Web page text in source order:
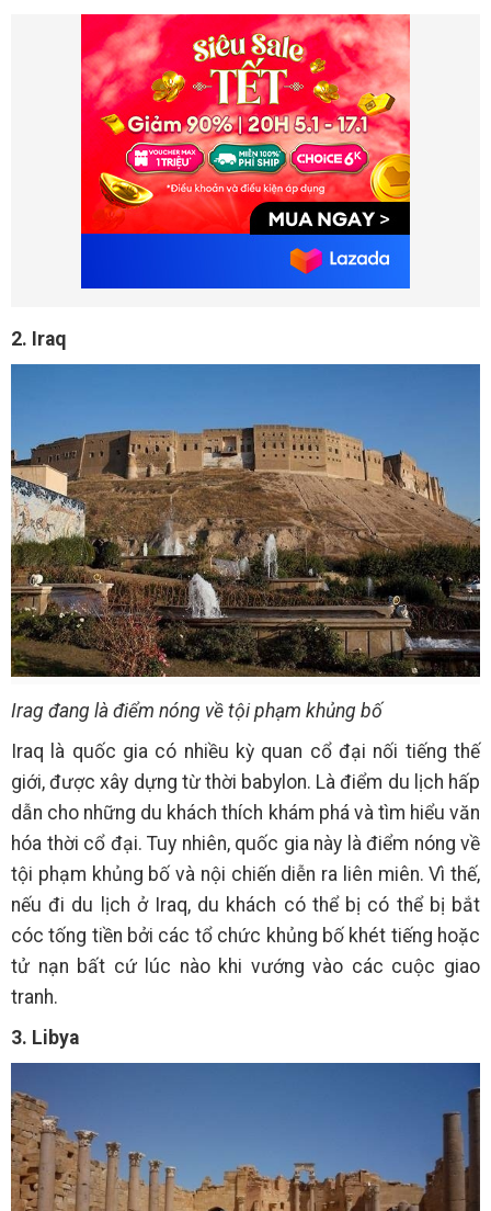
2. Iraq
Irag đang là điểm nóng về tội phạm khủng bố
Iraq là quốc gia có nhiều kỳ quan cổ đại nối tiếng thế
giới, được xây dựng từ thời babylon. Là điểm du lịch hấp
dẫn cho những du khách thích khám phá và tìm hiểu văn
hóa thời cổ đại. Tuy nhiên, quốc gia này là điểm nóng về
tội phạm khủng bố và nội chiến diễn ra liên miên. Vì thế,
nếu đi du lịch ở Iraq, du khách có thể bị có thể bị bắt
cóc tống tiền bởi các tổ chức khủng bố khét tiếng hoặc
tử nạn bất cứ lúc nào khi vướng vào các cuộc giao
tranh.
3. Libya